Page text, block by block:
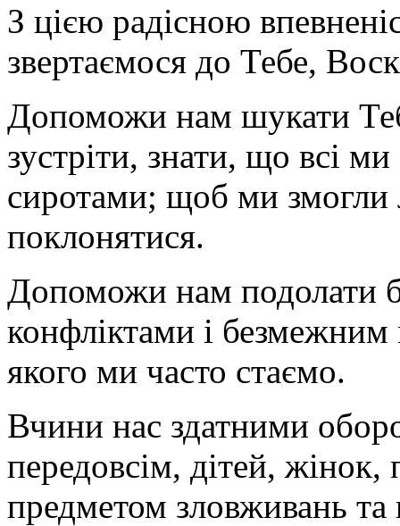
З цією радісною
звертаємося до Тебе,
Допоможи нам шукати
зустріти, знати, що всі
сиротами; щоб ми змогли
поклонятися.
Допоможи нам подолати
конфліктами і
якого ми часто стаємо.
Вчини нас здатними
передовсім, дітей, жінок,
предметом зловживань та